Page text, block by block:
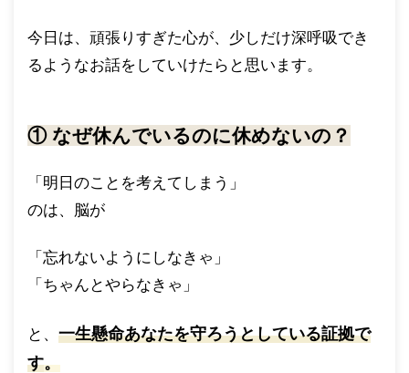
今日は、頑張りすぎた心が、少しだけ深呼吸でき
るようなお話をしていけたらと思います。
① なぜ休んでいるのに休めないの？
「明日のことを考えてしまう」
のは、脳が
「忘れないようにしなきゃ」
「ちゃんとやらなきゃ」
と、 一生懸命あなたを守ろうとしている証拠で
す。